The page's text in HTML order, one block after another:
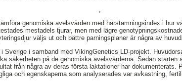
genomiska avelsvärden med härstamningsindex i hur
mestadels tjurar, men med lägre
väljs ut och bättre parningsplaner är några av
Sverige i samband med VikingGenetics LD-projekt.
säkerheten på de genomiska avelsvärderna. Sedan starten
från några av deras första laktationer har dokumenterats.
och egenskaperna som analyserades var avkastning,